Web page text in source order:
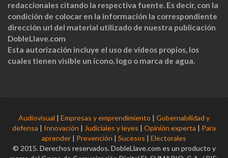
redaccionales citando la respectiva fuente. Es decir, con la
condición de colocar en la información la correspondiente
dirección url del material utilizado de nuestra publicación
DobleLlave.com
Esta autorización incluye el uso de videos propios, los
cuales tienen visible un ícono, logo o marca de agua.
Audiovisual | Empresas y emprendimiento | Gobernabilidad y
defensa | Innovación | Judiciales y leyes | Opinión experta | Para
aprender | Prevención | Sucesos | Electorales
© 2015. Derechos reservados. DobleLlave.com es un producto y